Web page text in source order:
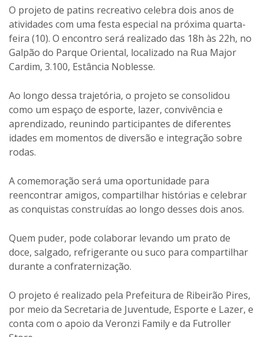
O projeto de patins recreativo celebra dois anos de
atividades com uma festa especial na próxima quarta-
feira (10). O encontro será realizado das 18h às 22h, no
Galpão do Parque Oriental, localizado na Rua Major
Cardim, 3.100, Estância Noblesse.
Ao longo dessa trajetória, o projeto se consolidou
como um espaço de esporte, lazer, convivência e
aprendizado, reunindo participantes de diferentes
idades em momentos de diversão e integração sobre
rodas.
A comemoração será uma oportunidade para
reencontrar amigos, compartilhar histórias e celebrar
as conquistas construídas ao longo desses dois anos.
Quem puder, pode colaborar levando um prato de
doce, salgado, refrigerante ou suco para compartilhar
durante a confraternização.
O projeto é realizado pela Prefeitura de Ribeirão Pires,
por meio da Secretaria de Juventude, Esporte e Lazer, e
conta com o apoio da Veronzi Family e da Futroller